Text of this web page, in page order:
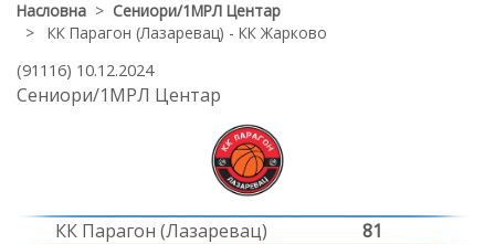
Насловна > Сениори/1МРЛ Центар
> КК Парагон (Лазаревац) - КК Жарково
(91116) 10.12.2024
Сениори/1МРЛ Центар
КК Парагон (Лазаревац) 81